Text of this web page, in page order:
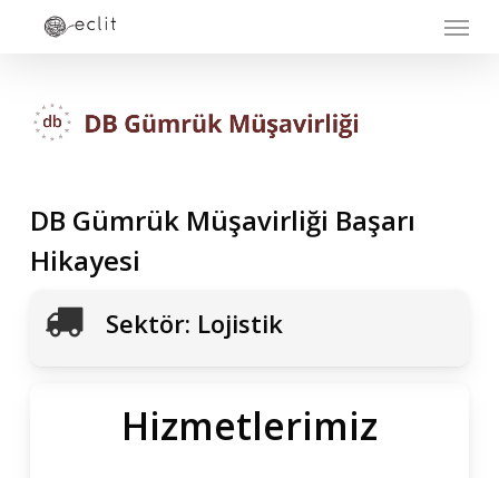
content
DB Gümrük Müşavirliği Başarı
Hikayesi
Sektör: Lojistik
Hizmetlerimiz